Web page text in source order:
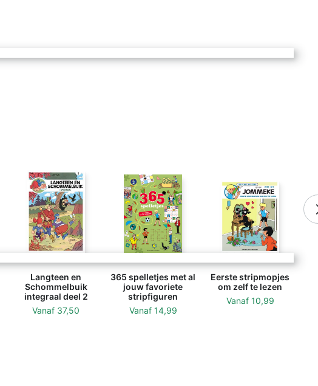
Langteen en
Schommelbuik
integraal deel 2
Vanaf 37,50
365 spelletjes met al
jouw favoriete
stripfiguren
Vanaf 14,99
Eerste stripmopjes
om zelf te lezen
Vanaf 10,99